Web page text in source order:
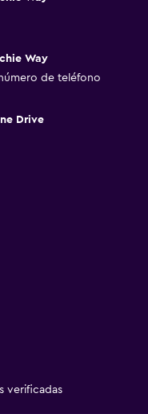
Way
de teléfono
Drive
verificadas